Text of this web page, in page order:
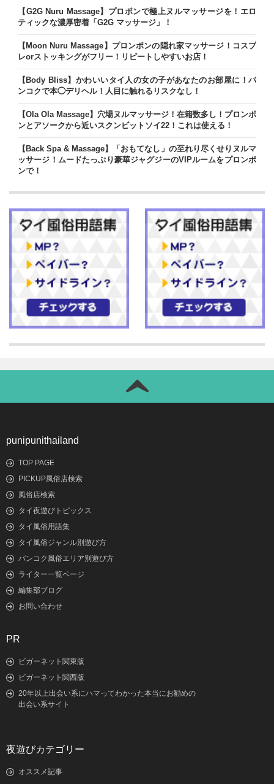
【G2G Nuru Massage】プロポンで極上ヌルマッサージを！エロ
ティックな濃厚密着「G2G マッサージ」！
【Moon Nuru Massage】プロンポンの隠れ家マッサージ！コスプ
レorストッキングがフリー！リピートしやすいお店！
【Body Bliss】かわいいタイ人の女の子があなたのお部屋に！バ
ンコクで本◯デリヘル！人目に触れるリスクなし！
【Ola Ola Massage】穴場ヌルマッサージ！在籍数多し！プロンポ
ンとアソークから近いスクンビットソイ22！これは使える！
【Back Spa & Massage】「おもてなし」の至れり尽くせりヌルマ
ッサージ！ムードたっぷり豪華ジャグジーのVIPルームをプロンポ
ンで！
punipunithailand
TOP PAGE
PICKUP風俗店検索
風俗店検索
タイ夜遊びトピックス
タイ風俗用語集
タイ風俗ジャンル別遊び方
バンコク風俗エリア別遊び方
ライター一覧ページ
編集部ブログ
お問い合わせ
PR
ビガーネット関東版
ビガーネット関西版
20年以上出会い系にハマってわかった本当にお勧めの
出会い系サイト
夜遊びカテゴリー
オススメ記事